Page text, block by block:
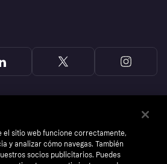
el sitio web funcione correctamente,
y analizar cómo navegas. También
socios publicitarios. Puedes